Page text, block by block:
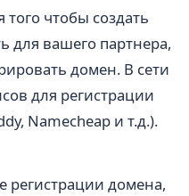
чтобы создать
для вашего партнера,
домен. В сети
для регистрации
Namecheap и т.д.).
регистрации домена,